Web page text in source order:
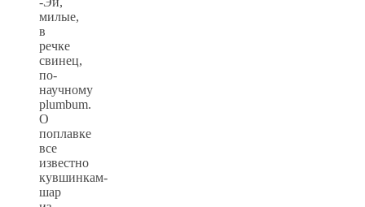
милые,
в
речке
свинец,
по-
научному
plumbum.
О
поплавке
все
известно
кувшинкам-
шар